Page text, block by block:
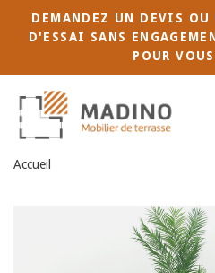
DEMANDEZ UN DEVIS
D'ESSAI SANS
POUR
Accueil